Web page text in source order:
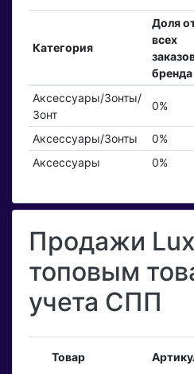
Категория
Доля
всех
бренда
Аксессуары/Зонты/
Зонт
0%
Аксессуары/Зонты 0%
Аксессуары
0%
Продажи
топовым
учета СПП
Товар